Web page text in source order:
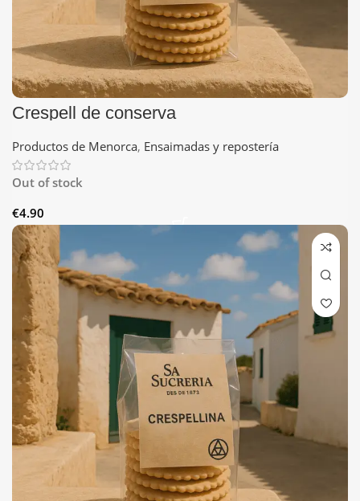
Crespell de conserva
Productos de Menorca, Ensaimadas y repostería
Out of stock
€4.90